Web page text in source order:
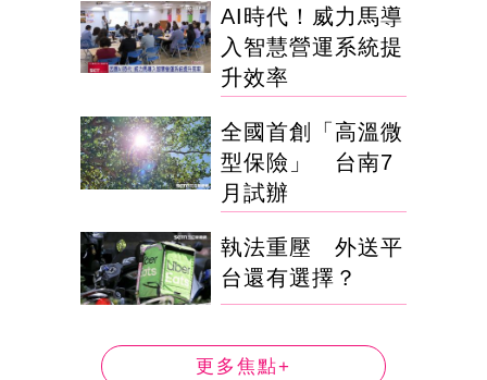
AI時代！威力馬導
入智慧營運系統提
升效率
全國首創「高溫微
型保險」 台南7
月試辦
執法重壓 外送平
台還有選擇？
更多焦點+